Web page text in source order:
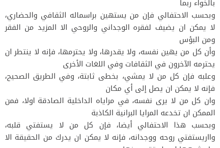
بالخواء ربما
وبحسب الاحتفالي فإن من يستهين براسماله الثقافي والحضاري،
لا يمكن ان يضيف لفقره الوجداني والروحي الا المزيد من الفقر
ومن البؤس
وأن كل من يهين نفسه، ولا يقدرها، ولا يحترمها، فإنه لا ينتطر ان
يحترمه الآخرون في الثقافات وفي اللغات الأخرى
وعلبه فإن كل من لا يمشي، بخطى ثابتة، وفي الطريق الصحيح،
فإنه لا يمكن ان يصل إلى أي مكان
وان كل من لا يرى نفسه، في مراياه الداخلية الصادقة اولا، فمن
الممكن ان تخدعه المرايا البرانية الكاذبة
وبحسب هذا الاحتفالي أيضا، فإن كل من لا يستفتي قلبه،
وااريستفتي روحه ووجدانه، فإنه لا يمكن ان يدرك من الحقيقة الا